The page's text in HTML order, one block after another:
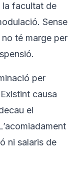
la facultat de
Sense
té marge per
per
causa
el
ni salaris de